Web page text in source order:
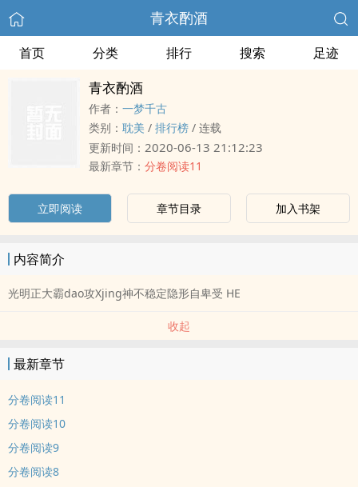
青衣酌酒
首页 分类 排行 搜索 足迹
青衣酌酒
作者： 一梦千古
类别： 耽美 / 排行榜 / 连载
更新时间： 2020-06-13 21:12:23
最新章节： 分卷阅读11
立即阅读 章节目录 加入书架
内容简介
光明正大霸dao攻Xjing神不稳定隐形自卑受 HE
收起
最新章节
分卷阅读11
分卷阅读10
分卷阅读9
分卷阅读8